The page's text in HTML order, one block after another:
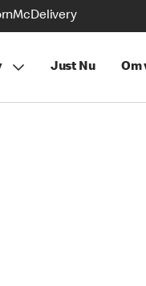
McDelivery
Just Nu Om